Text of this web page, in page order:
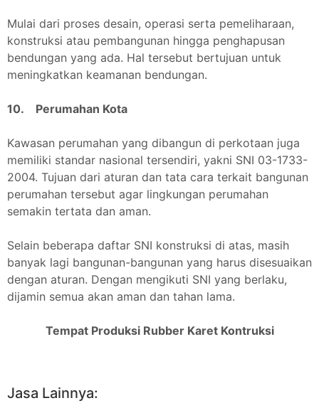
Mulai dari proses desain, operasi serta pemeliharaan,
konstruksi atau pembangunan hingga penghapusan
bendungan yang ada. Hal tersebut bertujuan untuk
meningkatkan keamanan bendungan.
10. Perumahan Kota
Kawasan perumahan yang dibangun di perkotaan juga
memiliki standar nasional tersendiri, yakni SNI 03-1733-
2004. Tujuan dari aturan dan tata cara terkait bangunan
perumahan tersebut agar lingkungan perumahan
semakin tertata dan aman.
Selain beberapa daftar SNI konstruksi di atas, masih
banyak lagi bangunan-bangunan yang harus disesuaikan
dengan aturan. Dengan mengikuti SNI yang berlaku,
dijamin semua akan aman dan tahan lama.
Tempat Produksi Rubber Karet Kontruksi
Jasa Lainnya: